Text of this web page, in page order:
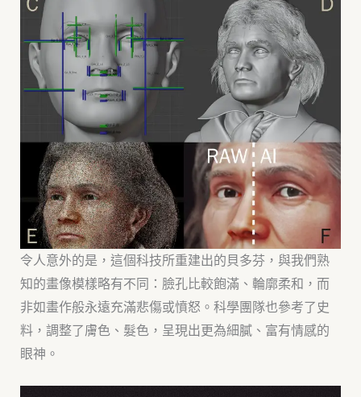
令人意外的是，這個科技所重建出的貝多芬，與我們熟
知的畫像模樣略有不同：臉孔比較飽滿、輪廓柔和，而
非如畫作般永遠充滿悲傷或憤怒。科學團隊也參考了史
料，調整了膚色、髮色，呈現出更為細膩、富有情感的
眼神。